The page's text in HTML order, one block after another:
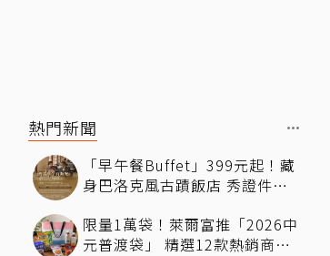
熱門新聞
「早午餐Buffet」399元起！藏
身巴洛克風古蹟飯店 秀證件再
限量1萬袋！萊爾富推「2026中
元普渡袋」 精選12款熱銷商品